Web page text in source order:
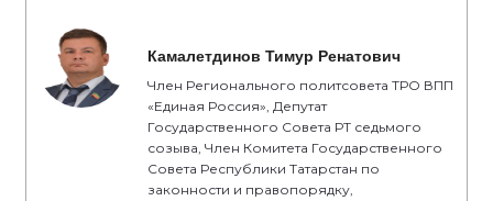
Камалетдинов Тимур Ренатович
Член Регионального политсовета ТРО ВПП
«Единая Россия», Депутат
Государственного Совета РТ седьмого
созыва, Член Комитета Государственного
Совета Республики Татарстан по
законности и правопорядку,